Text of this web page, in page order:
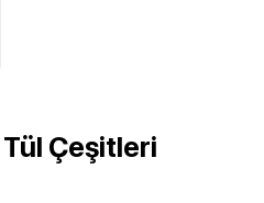
Çeşitleri